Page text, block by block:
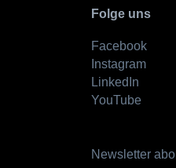
Folge uns
Facebook
Instagram
LinkedIn
YouTube
Newsletter